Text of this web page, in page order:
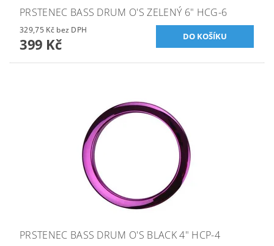
PRSTENEC BASS DRUM O'S ZELENÝ 6" HCG-6
329,75 Kč bez DPH
399 Kč
PRSTENEC BASS DRUM O'S BLACK 4" HCP-4